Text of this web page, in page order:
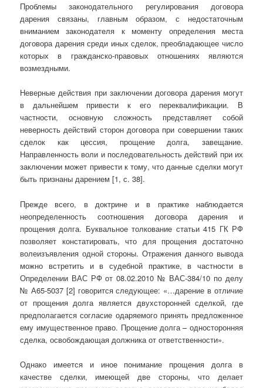
Проблемы законодательного регулирования договора
дарения связаны, главным образом, с недостаточным
вниманием законодателя к моменту определения места
договора дарения среди иных сделок, преобладающее число
которых в гражданско-правовых отношениях являются
возмездными.
Неверные действия при заключении договора дарения могут
в дальнейшем привести к его переквалификации. В
частности, основную сложность представляет собой
неверность действий сторон договора при совершении таких
сделок как цессия, прощение долга, завещание.
Направленность воли и последовательность действий при их
заключении может привести к тому, что данные сделки могут
быть признаны дарением [1, с. 38].
Прежде всего, в доктрине и в практике наблюдается
неопределенность соотношения договора дарения и
прощения долга. Буквальное толкование статьи 415 ГК РФ
позволяет констатировать, что для прощения достаточно
волеизъявления одной стороны. Отражения данного вывода
можно встретить и в судебной практике, в частности в
Определении ВАС РФ от 08.02.2010 № ВАС-384/10 по делу
№ А65-5037 [2] говорится следующее: «…дарение в отличие
от прощения долга является двухсторонней сделкой, где
предполагается согласие одаряемого принять предложенное
ему имущественное право. Прощение долга – односторонняя
сделка, освобождающая должника от ответственности».
Однако имеется и иное понимание прощения долга в
качестве сделки, имеющей две стороны, что делает